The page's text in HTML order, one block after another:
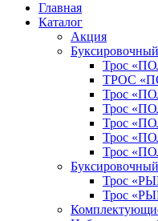
Главная
Каталог
Акция
Трос
ТРОС
Трос
Трос
Трос
Трос
Трос
Трос
Трос